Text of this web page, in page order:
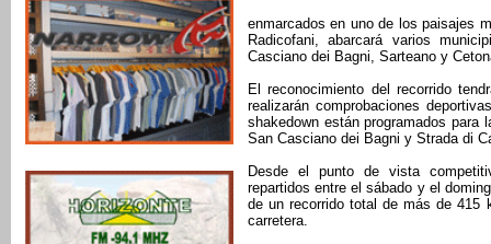
enmarcados en uno de los paisajes
Radicofani, abarcará varios
Casciano dei Bagni, Sarteano y
El reconocimiento del recorrido
realizarán comprobaciones
shakedown están programados para
San Casciano dei Bagni y Strada di
Desde el punto de vista
repartidos entre el sábado y el
de un recorrido total de más de 415
carretera.